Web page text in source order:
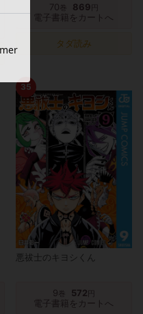
70 巻 869円
電子書籍をカートへ
タダ読み
35
悪祓士のキヨシくん
9 巻 572 円
電子書籍をカートへ